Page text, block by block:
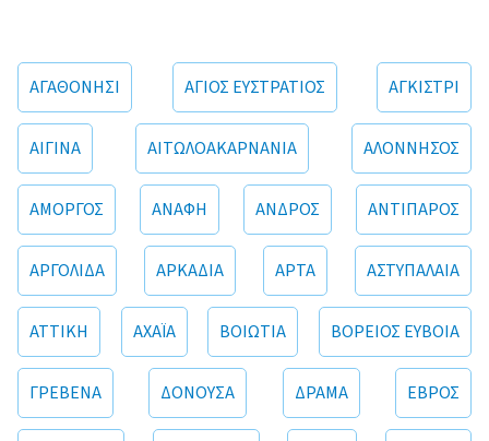
ΑΓΑΘΟΝΗΣΙ ΑΓΙΟΣ ΕΥΣΤΡΑΤΙΟΣ ΑΓΚΙΣΤΡΙ
ΑΙΓΙΝΑ ΑΙΤΩΛΟΑΚΑΡΝΑΝΙΑ ΑΛΟΝΝΗΣΟΣ
ΑΜΟΡΓΟΣ ΑΝΑΦΗ ΑΝΔΡΟΣ ΑΝΤΙΠΑΡΟΣ
ΑΡΓΟΛΙΔΑ ΑΡΚΑΔΙΑ ΑΡΤΑ ΑΣΤΥΠΑΛΑΙΑ
ΑΤΤΙΚΗ ΑΧΑΪΑ ΒΟΙΩΤΙΑ ΒΟΡΕΙΟΣ ΕΥΒΟΙΑ
ΓΡΕΒΕΝΑ ΔΟΝΟΥΣΑ ΔΡΑΜΑ ΕΒΡΟΣ